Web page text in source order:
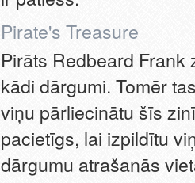
Pirate's Treasure
Pirāts Redbeard
kādi dārgumi. Tomēr
viņu pārliecinātu šīs
pacietīgs, lai izpildītu
dārgumu atrašanās